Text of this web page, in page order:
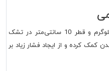
استفاده از ریباند فشرده با وزن 80 کیلوگرم و قطر 10 سانتی‌متر در تشک
وزن بدن کمک کرده و از ایجاد فشار زیاد بر